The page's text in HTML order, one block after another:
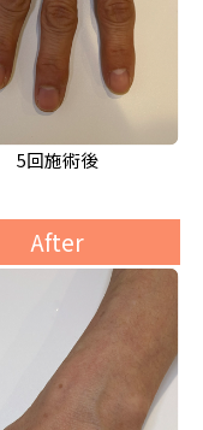
5回施術後
After